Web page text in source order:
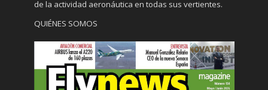
de la actividad aeronáutica en todas sus vertientes.
QUIÉNES SOMOS